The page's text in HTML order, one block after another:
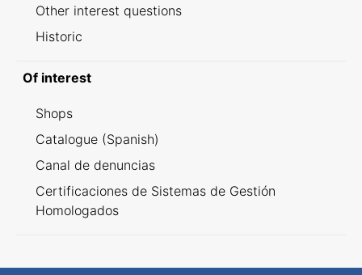
Other interest questions
Historic
Of interest
Shops
Catalogue (Spanish)
Canal de denuncias
Certificaciones de Sistemas de Gestión
Homologados